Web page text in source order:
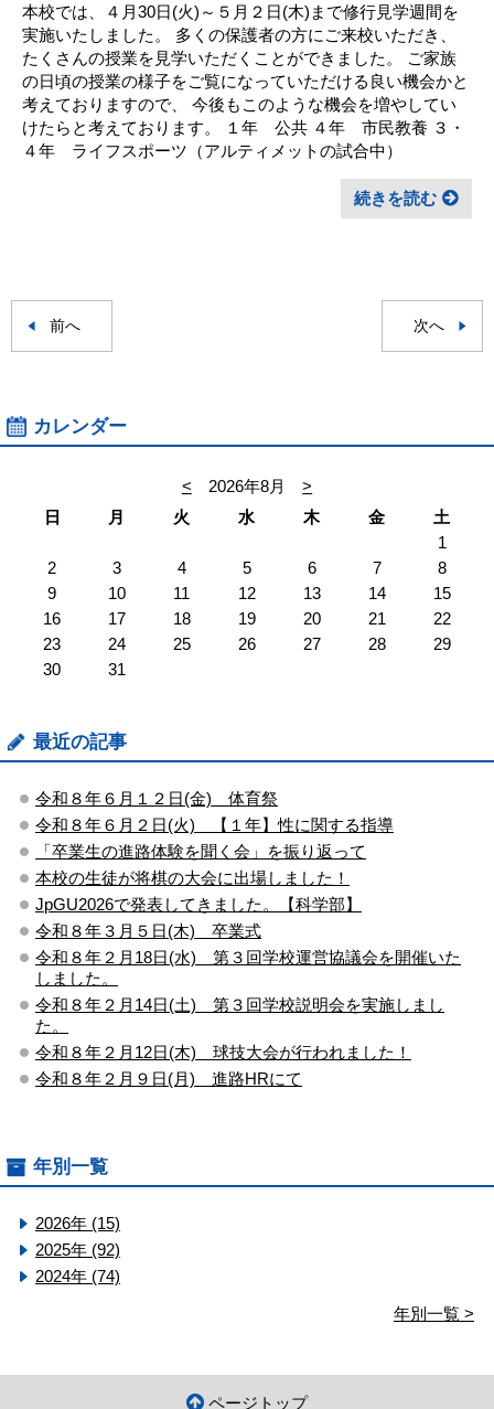
本校では、４月30日(火)～５月２日(木)まで修行見学週間を
実施いたしました。 多くの保護者の方にご来校いただき、
たくさんの授業を見学いただくことができました。 ご家族
の日頃の授業の様子をご覧になっていただける良い機会かと
考えておりますので、 今後もこのような機会を増やしてい
けたらと考えております。 １年 公共 ４年 市民教養 ３・
４年 ライフスポーツ（アルティメットの試合中）
続きを読む
前へ 次へ
カレンダー
< 2026年8月
>
日
月 火 水 木 金
土
1
2
3 4 5 6 7
8
9
10 11 12 13 14
15
16
17 18 19 20 21
22
23
24 25 26 27 28
29
30
31
最近の記事
令和８年６月１２日(金) 体育祭
令和８年６月２日(火) 【１年】性に関する指導
「卒業生の進路体験を聞く会」を振り返って
本校の生徒が将棋の大会に出場しました！
JpGU2026で発表してきました。【科学部】
令和８年３月５日(木) 卒業式
令和８年２月18日(水) 第３回学校運営協議会を開催いた
しました。
令和８年２月14日(土) 第３回学校説明会を実施しまし
た。
令和８年２月12日(木) 球技大会が行われました！
令和８年２月９日(月) 進路HRにて
年別一覧
2026年 (15)
2025年 (92)
2024年 (74)
年別一覧 >
ページトップ